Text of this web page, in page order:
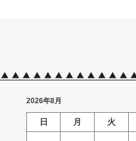
2026年8月
日 月 火